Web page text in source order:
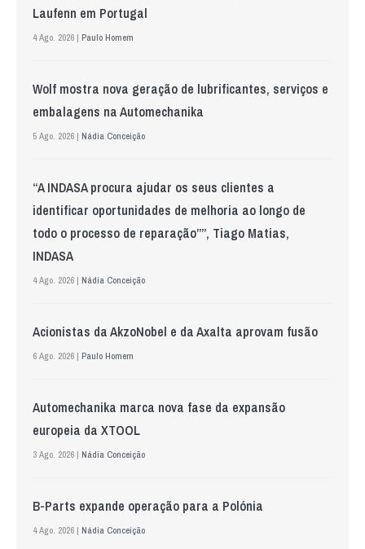
Laufenn em Portugal
4 Ago. 2026 | Paulo Homem
Wolf mostra nova geração de lubrificantes, serviços e
embalagens na Automechanika
5 Ago. 2026 | Nádia Conceição
“A INDASA procura ajudar os seus clientes a
identificar oportunidades de melhoria ao longo de
todo o processo de reparação””, Tiago Matias,
INDASA
4 Ago. 2026 | Nádia Conceição
Acionistas da AkzoNobel e da Axalta aprovam fusão
6 Ago. 2026 | Paulo Homem
Automechanika marca nova fase da expansão
europeia da XTOOL
3 Ago. 2026 | Nádia Conceição
B-Parts expande operação para a Polónia
4 Ago. 2026 | Nádia Conceição